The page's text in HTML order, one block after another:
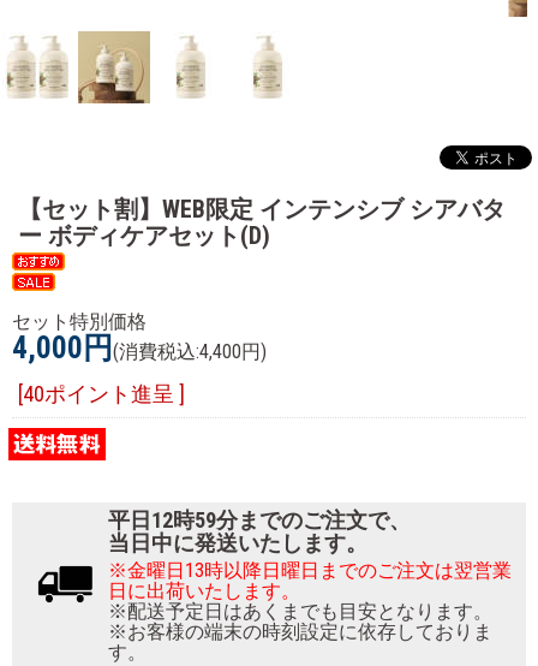
【セット割】WEB限定 インテンシブ シアバタ
ー ボディケアセット(D)
セット特別価格
4,000円 (消費税込:4,400円)
[40ポイント進呈 ]
平日12時59分までのご注文で、
当日中に発送いたします。
※金曜日13時以降日曜日までのご注文は翌営業
日に出荷いたします。
※配送予定日はあくまでも目安となります。
※お客様の端末の時刻設定に依存しておりま
す。